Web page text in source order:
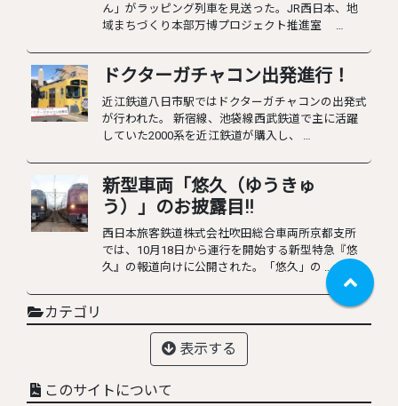
ん」がラッピング列車を見送った。JR西日本、地
域まちづくり本部万博プロジェクト推進室 …
ドクターガチャコン出発進行！
近江鉄道八日市駅ではドクターガチャコンの出発式
が行われた。 新宿線、池袋線西武鉄道で主に活躍
していた2000系を近江鉄道が購入し、 …
新型車両「悠久（ゆうきゅ
う）」のお披露目‼︎
西日本旅客鉄道株式会社吹田総合車両所京都支所
では、10月18日から運行を開始する新型特急『悠
久』の報道向けに公開された。「悠久」の …
カテゴリ
表示する
このサイトについて